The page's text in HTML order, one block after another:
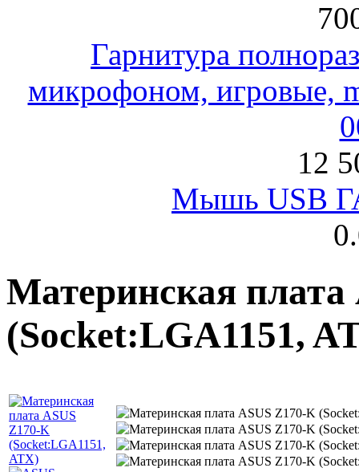
Гарнитура
микрофоном, игровые,
12
Мышь USB
Материнская плата
(Socket:LGA1151,